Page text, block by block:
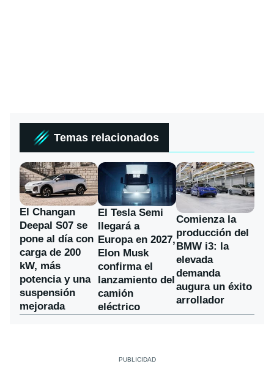
Temas relacionados
El Changan
Deepal S07 se
pone al día con
carga de 200
kW, más
potencia y una
suspensión
mejorada
El Tesla Semi
llegará a
Europa en 2027,
Elon Musk
confirma el
lanzamiento del
camión
eléctrico
Comienza la
producción del
BMW i3: la
elevada
demanda
augura un éxito
arrollador